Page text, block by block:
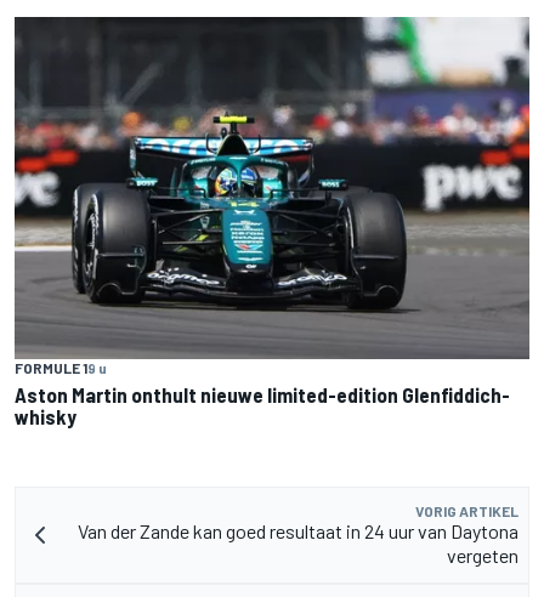
FORMULE 19 u
Aston Martin onthult nieuwe limited-edition Glenfiddich-
whisky
VORIG ARTIKEL
Van der Zande kan goed resultaat in 24 uur van Daytona
vergeten